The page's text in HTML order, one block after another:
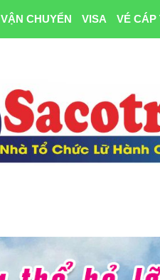
VẬN CHUYỂN VISA VÉ CÁP